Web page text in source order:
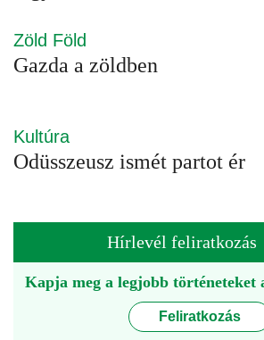
Zöld Föld
Gazda a zöldben
Kultúra
Odüsszeusz ismét partot ér
Hírlevél feliratkozás
Kapja meg a legjobb történeteket
Feliratkozás